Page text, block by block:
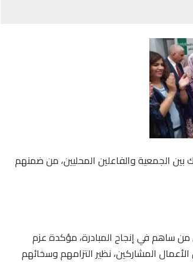
بين الجمعية والفاعلين المحليين، من ضمنهم
من ساهم في إنجاح المبادرة، مؤكدة عزم
المشاركين، نظير التزامهم وسخائهم